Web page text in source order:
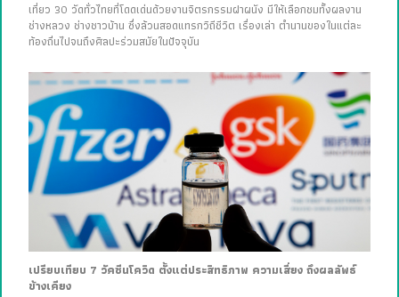
เที่ยว 30 วัดทั่วไทยที่โดดเด่นด้วยงานจิตรกรรมฝาผนัง มีให้เลือกชมทั้งผลงาน
ช่างหลวง ช่างชาวบ้าน ซึ่งล้วนสอดแทรกวิถีชีวิต เรื่องเล่า ตำนานของในแต่ละ
ท้องถิ่นไปจนถึงศิลปะร่วมสมัยในปัจจุบัน
เปรียบเทียบ 7 วัคซีนโควิด ตั้งแต่ประสิทธิภาพ ความเสี่ยง ถึงผลลัพธ์
ข้างเคียง